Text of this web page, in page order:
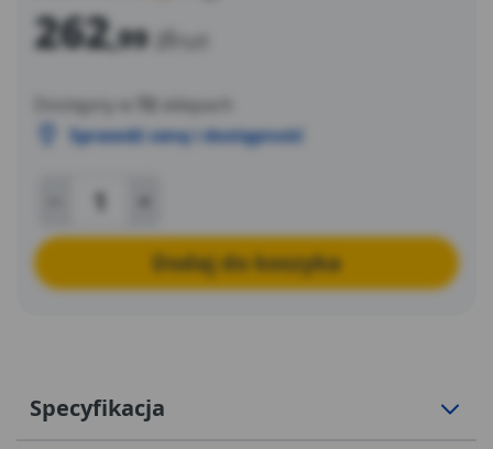
262,99 zł
Dostępny w
sklepach
Sprawdź cenę i dostępność
Dodaj do koszyka
Specyfikacja